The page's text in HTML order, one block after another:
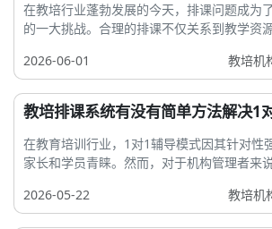
在教培行业蓬勃发展的今天，排课问题成为
的一大挑战。合理的排课不仅关系到教学资
2026-06-01
教培机
教培排课系统有没有简单方法解决1
在教育培训行业，1对1辅导模式因其针对性
家长和学员青睐。然而，对于机构管理者来
2026-05-22
教培机